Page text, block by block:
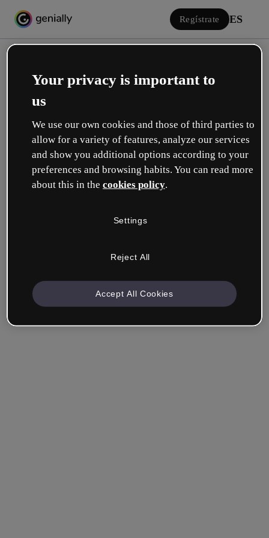
Regístrate ES
Iniciar sesión
Inicia sesión con Google
Recuérdame ¿Has olvidado tu contraseña?
Your privacy is important to
us
We use our own cookies and those of third parties to
allow for a variety of features, analyze our services
and show you additional options according to your
preferences and browsing habits. You can read more
about this in the cookies policy.
Settings
Reject All
Accept All Cookies